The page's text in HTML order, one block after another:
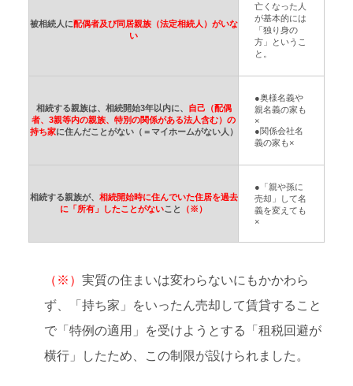
被相続人に配偶者及び同居親族（法定相続人）がいな
い
亡くなった人
が基本的には
「独り身の
方」というこ
と。
相続する親族は、相続開始3年以内に、
自己（配偶
者、3親等内の親族、特別の関係がある法人含む）の
持ち家に住んだことがない（＝マイホームがない人）
●奥様名義や
親名義の家も
×
●関係会社名
義の家も×
相続する親族が、 相続開始時に住んでいた住居を過去
に「所有」したことがないこと （※）
●「親や孫に
売却」して名
義を変えても
×
（※） 実質の住まいは変わらないにもかかわら
ず、「持ち家」をいったん売却して賃貸すること
で「特例の適用」を受けようとする「租税回避が
横行」したため、この制限が設けられました。